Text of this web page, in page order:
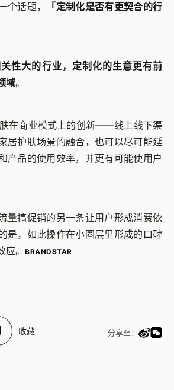
个话题，
「定制化是否有更契合的行
性大的行业，定制化的生意更有前
域。
在商业模式上的创新——线上线下渠
居护肤场景的融合，也可以尽可能延
产品的使用效率，并更有可能使用户
量搞促销的另一条让用户形成消费依
是，如此操作在小圈层里形成的口碑
。
BRANDSTAR
收藏 分享至：